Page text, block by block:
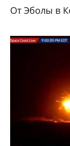
От Эболы в